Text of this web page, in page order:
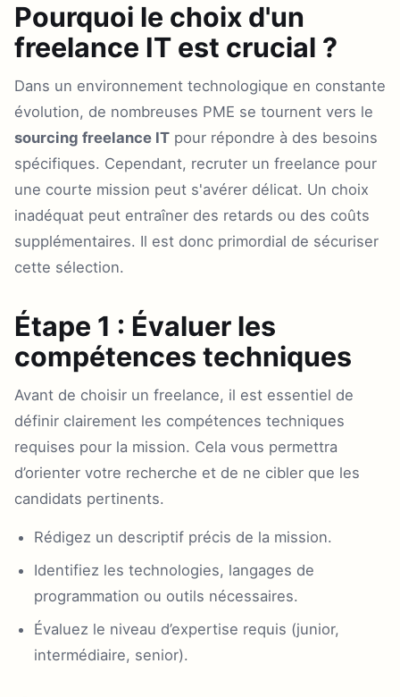
Pourquoi le choix d'un
freelance IT est crucial ?
Dans un environnement technologique en constante
évolution, de nombreuses PME se tournent vers le
sourcing freelance IT pour répondre à des besoins
spécifiques. Cependant, recruter un freelance pour
une courte mission peut s'avérer délicat. Un choix
inadéquat peut entraîner des retards ou des coûts
supplémentaires. Il est donc primordial de sécuriser
cette sélection.
Étape 1 : Évaluer les
compétences techniques
Avant de choisir un freelance, il est essentiel de
définir clairement les compétences techniques
requises pour la mission. Cela vous permettra
d’orienter votre recherche et de ne cibler que les
candidats pertinents.
Rédigez un descriptif précis de la mission.
Identifiez les technologies, langages de
programmation ou outils nécessaires.
Évaluez le niveau d’expertise requis (junior,
intermédiaire, senior).